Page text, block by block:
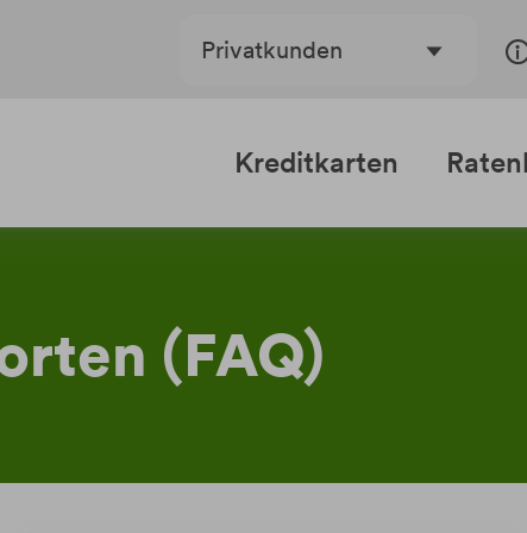
Privatkunden
Kreditkarten
(FAQ)